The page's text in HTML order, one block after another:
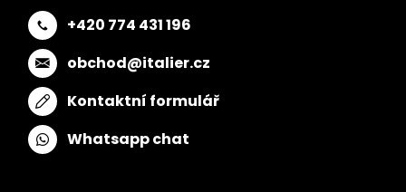
+420 774 431 196
obchod@italier.cz
Kontaktní formulář
Whatsapp chat